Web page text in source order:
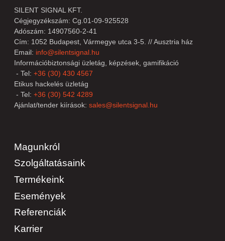
SILENT SIGNAL KFT.
Cégjegyzékszám: Cg.01-09-925528
Adószám: 14907560-2-41
Cím: 1052 Budapest, Vármegye utca 3-5. // Ausztria ház
Email: info@silentsignal.hu
Információbiztonsági üzletág, képzések, gamifikáció
- Tel: +36 (30) 430 4567
Etikus hackelés üzletág
- Tel: +36 (30) 542 4289
Ajánlat/tender kiírások: sales@silentsignal.hu
Magunkról
Szolgáltatásaink
Termékeink
Események
Referenciák
Karrier